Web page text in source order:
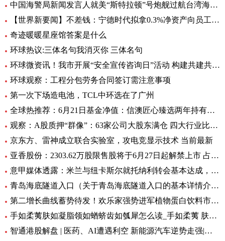
中国海警局新闻发言人就美“斯特拉顿”号炮舰过航台湾海峡发表谈话|每日动态
【世界新要闻】不差钱：宁德时代拟拿0.3%净资产向员工提供无息借款，支持购自住商品房
奇迹暖暖星座馆答案是什么
环球热议:三体名句我消灭你 三体名句
环球微资讯！我市开展“安全宣传咨询日”活动 构建共建共治共享安全生产格局
环球观察：工程分包劳务合同签订需注意事项
第一次下场造电池，TCL中环选在了广州
全球热推荐：6月21日基金净值：信澳匠心臻选两年持有期混合最新净值1.1771，跌4.47%
观察：A股质押“群像”：63家公司大股东满仓 四大行业比例大降
京东方、雷神成立联合实验室，攻电竞显示技术 当前最新
亚香股份：2303.62万股限售股将于6月27日起解禁上市 占公司总股本的28.51%
意甲媒体透露：米兰与纽卡斯尔就托纳利转会基本达成，球员已答应 环球新资讯
青岛海底隧道入口（关于青岛海底隧道入口的基本详情介绍）
第二增长曲线蓄势待发！欢乐家强势进军植物蛋白饮料市场 今日热讯
手如柔荑肤如凝脂领如蝤蛴齿如瓠犀怎么读_手如柔荑 肤如凝脂 领如蝤蛴 齿如瓠犀 螓首蛾眉 巧笑倩兮 美
智通港股解盘 | 医药、AI遭遇利空 新能源汽车逆势走强|环球播资讯